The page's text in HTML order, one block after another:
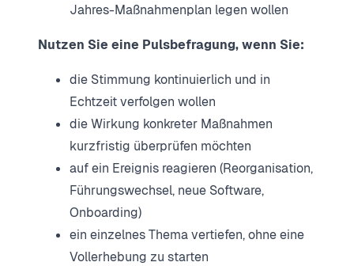
Jahres-Maßnahmenplan legen wollen
Nutzen Sie eine Pulsbefragung, wenn Sie:
die Stimmung kontinuierlich und in
Echtzeit verfolgen wollen
die Wirkung konkreter Maßnahmen
kurzfristig überprüfen möchten
auf ein Ereignis reagieren (Reorganisation,
Führungswechsel, neue Software,
Onboarding)
ein einzelnes Thema vertiefen, ohne eine
Vollerhebung zu starten